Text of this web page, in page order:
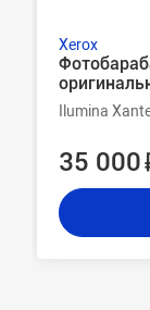
Xerox
Ilumina
35 000